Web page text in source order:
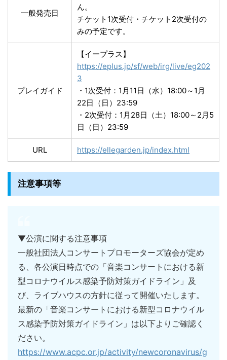
一般発売日
ん。
チケット1次受付・チケット2次受付の
みの予定です。
プレイガイド
【イープラス】
https://eplus.jp/sf/web/irg/live/eg202
3
・1次受付：1月11日（水）18:00～1月
22日（日）23:59
・2次受付：1月28日（土）18:00～2月5
日（日）23:59
URL https://ellegarden.jp/index.html
注意事項等
▼公演に関する注意事項
一般社団法人コンサートプロモーターズ協会が定め
る、各公演日時点での「音楽コンサートにおける新
型コロナウイルス感染予防対策ガイドライン」及
び、ライブハウスの方針に従って開催いたします。
最新の「音楽コンサートにおける新型コロナウイル
ス感染予防対策ガイドライン」は以下よりご確認く
ださい。
https://www.acpc.or.jp/activity/newcoronavirus/g